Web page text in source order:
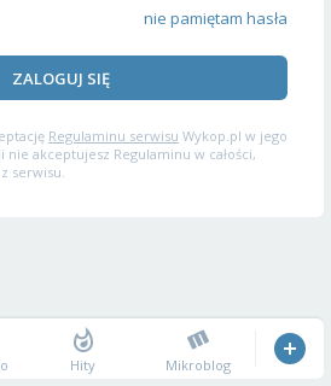
nie pamiętam hasła
ZALOGUJ SIĘ
Regulaminu serwisu Wykop.pl w jego
akceptujesz Regulaminu w całości,
serwisu.
Hity Mikroblog